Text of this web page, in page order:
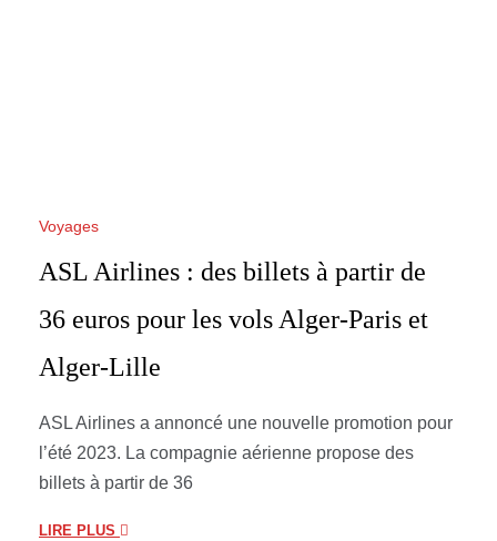
Voyages
ASL Airlines : des billets à partir de
36 euros pour les vols Alger-Paris et
Alger-Lille
ASL Airlines a annoncé une nouvelle promotion pour
l’été 2023. La compagnie aérienne propose des
billets à partir de 36
LIRE PLUS